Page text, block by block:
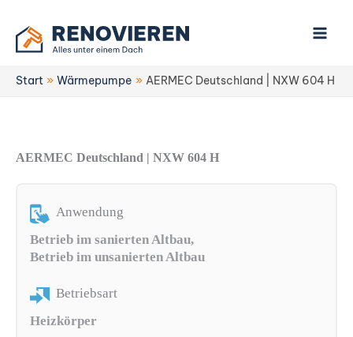
Inhalt
springen
Start Wärmepumpe AERMEC Deutschland | NXW 604 H
AERMEC Deutschland | NXW 604 H
Anwendung
Betrieb im sanierten Altbau,
Betrieb im unsanierten Altbau
Betriebsart
Heizkörper